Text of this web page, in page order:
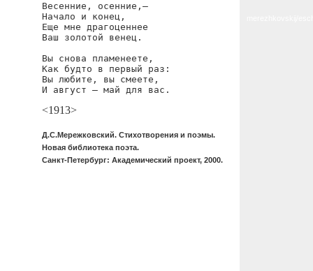
Весенние, осенние,—
Начало и конец,
Еще мне драгоценнее
Ваш золотой венец.
Вы снова пламенеете,
Как будто в первый раз:
Вы любите, вы смеете,
И август — май для вас.
<1913>
Д.С.Мережковский. Стихотворения и поэмы.
Новая библиотека поэта.
Санкт-Петербург: Академический проект, 2000.